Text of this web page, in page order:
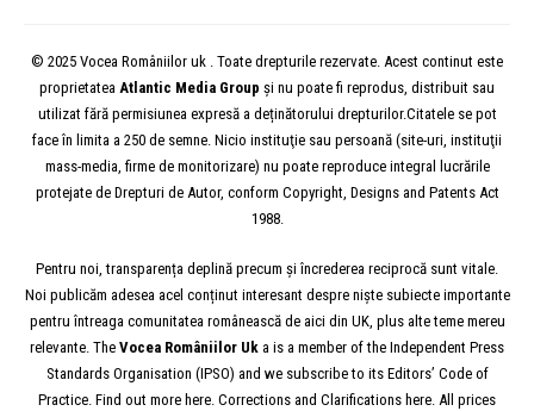
© 2025 Vocea Româniilor uk . Toate drepturile rezervate. Acest continut este
proprietatea Atlantic Media Group și nu poate fi reprodus, distribuit sau
utilizat fără permisiunea expresă a deținătorului drepturilor.Citatele se pot
face în limita a 250 de semne. Nicio instituţie sau persoană (site-uri, instituţii
mass-media, firme de monitorizare) nu poate reproduce integral lucrările
protejate de Drepturi de Autor, conform Copyright, Designs and Patents Act
1988.
Pentru noi, transparența deplină precum și încrederea reciprocă sunt vitale.
Noi publicăm adesea acel conținut interesant despre niște subiecte importante
pentru întreaga comunitatea românească de aici din UK, plus alte teme mereu
relevante. The Vocea Româniilor Uk a is a member of the Independent Press
Standards Organisation (IPSO) and we subscribe to its Editors’ Code of
Practice. Find out more here. Corrections and Clarifications here. All prices